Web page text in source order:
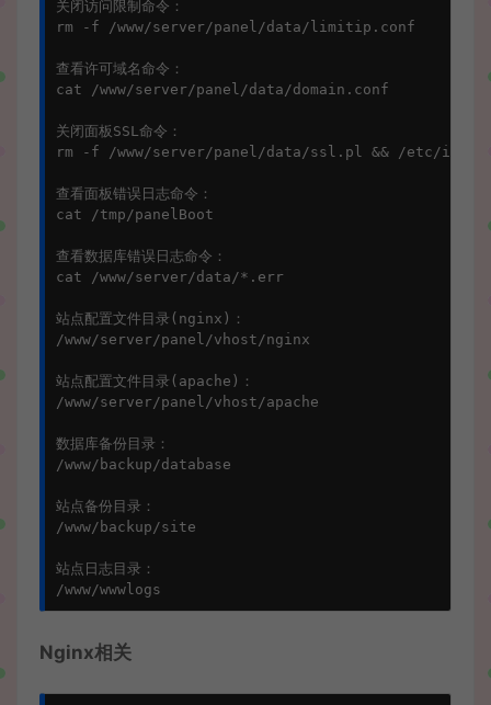
关闭访问限制命令：
rm -f /www/server/panel/data/limitip.conf
查看许可域名命令：
cat /www/server/panel/data/domain.conf
关闭面板SSL命令：
rm -f /www/server/panel/data/ssl.pl && /etc/
查看面板错误日志命令：
cat /tmp/panelBoot
查看数据库错误日志命令：
cat /www/server/data/*.err
站点配置文件目录(nginx)：
/www/server/panel/vhost/nginx
站点配置文件目录(apache)：
/www/server/panel/vhost/apache
数据库备份目录：
/www/backup/database
站点备份目录：
/www/backup/site
站点日志目录：
Nginx相关